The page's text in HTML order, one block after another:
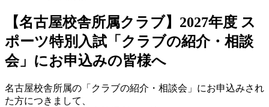
【名古屋校舎所属クラブ】2027年度 ス
ポーツ特別入試「クラブの紹介・相談
会」にお申込みの皆様へ
名古屋校舎所属の「クラブの紹介・相談会」にお申込みされ
た方につきまして、